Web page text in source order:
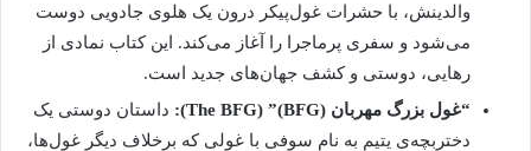
والدینش، با حشرات غول‌پیکر درون یک هلوی جادویی دوست
می‌شود و سفری پرماجرا را آغاز می‌کند. این کتاب نمادی از
رهایی، دوستی و کشف جهان‌های جدید است.
“غول بزرگ مهربان (BFG)” (The BFG):
داستان دوستی یک
دختربچه‌ی یتیم به نام سوفی با غولی که برخلاف دیگر غول‌ها،